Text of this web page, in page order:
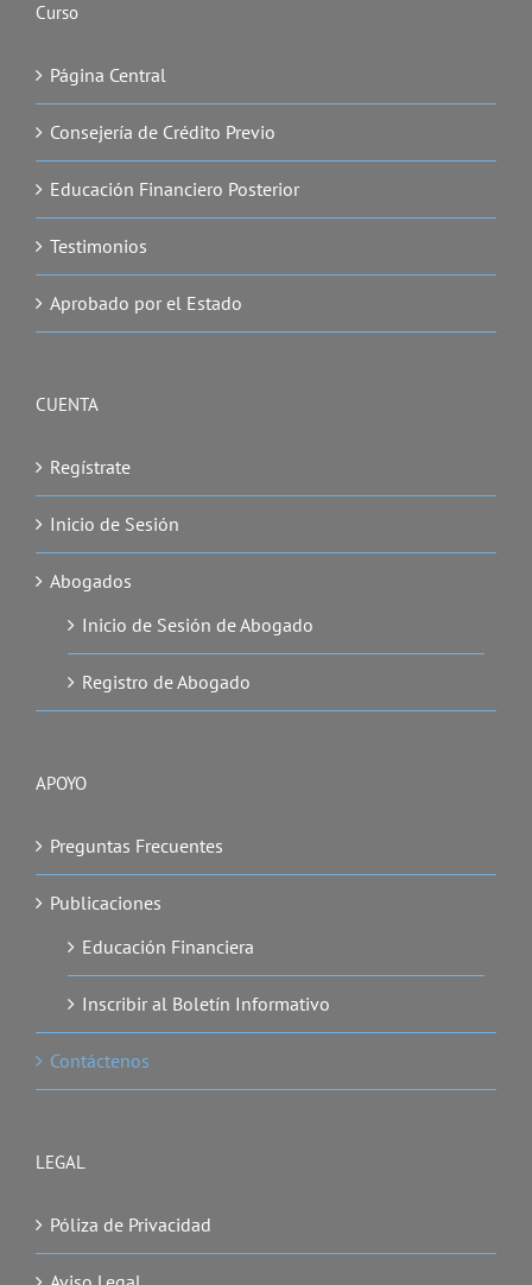
Curso
Página Central
Consejería de Crédito Previo
Educación Financiero Posterior
Testimonios
Aprobado por el Estado
CUENTA
Regístrate
Inicio de Sesión
Abogados
Inicio de Sesión de Abogado
Registro de Abogado
APOYO
Preguntas Frecuentes
Publicaciones
Educación Financiera
Inscribir al Boletín Informativo
Contáctenos
LEGAL
Póliza de Privacidad